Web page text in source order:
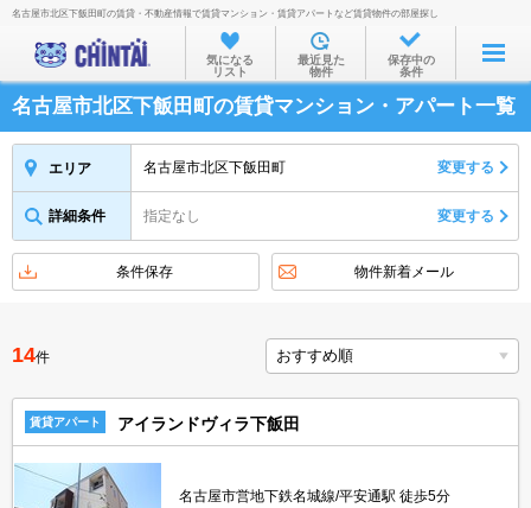
お部屋を探す
沿線・駅から
住所から
家賃相場から
物件特集から
不動産会社から
TOP
名古屋市北区下飯田町の賃貸・不動産情報で賃貸マンション・賃貸アパートなど賃貸物件の部屋探し
気になる
リスト
最近見た
物件
保存中の
条件
名古屋市北区下飯田町の賃貸マンション・アパート一覧
エリア 名古屋市北区下飯田町 変更する
詳細条件 指定なし 変更する
条件保存 物件新着メール
14件
賃貸アパート アイランドヴィラ下飯田
名古屋市営地下鉄名城線/平安通駅 徒歩5分